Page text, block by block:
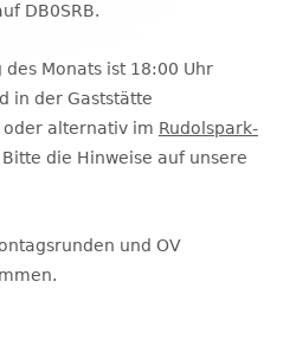
DB0SRB.
Monats ist 18:00 Uhr
in der Gaststätte
oder alternativ im Rudolspark-
die Hinweise auf unsere
und OV